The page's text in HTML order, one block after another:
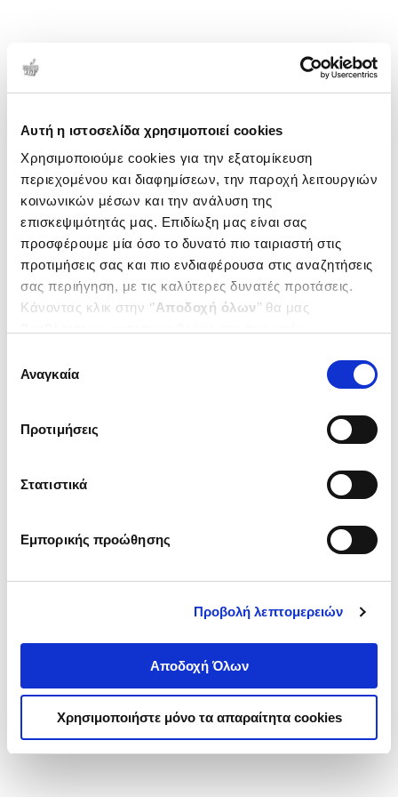
Αυτή η ιστοσελίδα χρησιμοποιεί cookies
Χρησιμοποιούμε cookies για την εξατομίκευση
περιεχομένου και διαφημίσεων, την παροχή λειτουργιών
κοινωνικών μέσων και την ανάλυση της
επισκεψιμότητάς μας. Επιδίωξη μας είναι σας
προσφέρουμε μία όσο το δυνατό πιο ταιριαστή στις
προτιμήσεις σας και πιο ενδιαφέρουσα στις αναζητήσεις
σας περιήγηση, με τις καλύτερες δυνατές προτάσεις.
Κάνοντας κλικ στην ‘’Αποδοχή όλων’’ θα μας
ενδιαφέρουν και να επιλέξετε από τα παρακάτω με την
΄΄και να ενημερωθείτε σχετικά με
συγκατάθεσης
Αναγκαία
Προτιμήσεις
Στατιστικά
Εμπορικής προώθησης
Προβολή λεπτομερειών
Αποδοχή Όλων
Χρησιμοποιήστε μόνο τα απαραίτητα cookies